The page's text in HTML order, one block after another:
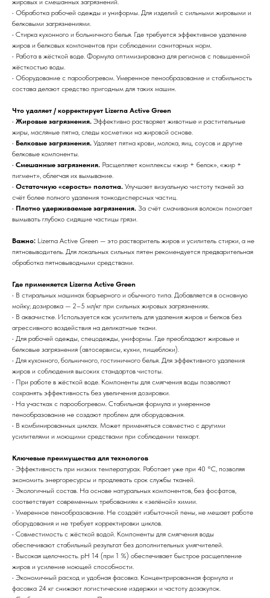
жировых и смешанных загрязнений.
• Обработка рабочей одежды и униформы. Для изделий с сильными жировыми и
белковыми загрязнениями.
• Стирка кухонного и больничного белья. Где требуется эффективное удаление
жиров и белковых компонентов при соблюдении санитарных норм.
• Работа в жёсткой воде. Формула оптимизирована для регионов с повышенной
жёсткостью воды.
• Оборудование с парообогревом. Умеренное пенообразование и стабильность
состава делают средство пригодным для таких машин.
Что удаляет / корректирует Lizerna Active Green
• Жировые загрязнения. Эффективно растворяет животные и растительные
жиры, масляные пятна, следы косметики на жировой основе.
• Белковые загрязнения. Удаляет пятна крови, молока, яиц, соусов и другие
белковые компоненты.
• Смешанные загрязнения. Расщепляет комплексы «жир + белок», «жир +
пигмент», облегчая их вымывание.
• Остаточную «серость» полотна. Улучшает визуальную чистоту тканей за
счёт более полного удаления тонкодисперсных частиц.
• Плотно удерживаемые загрязнения. За счёт смачивания волокон помогает
вымывать глубоко сидящие частицы грязи.
Важно: Lizerna Active Green — это растворитель жиров и усилитель стирки, а не
пятновыводитель. Для локальных сильных пятен рекомендуется предварительная
обработка пятновыводными средствами.
Где применяется Lizerna Active Green
• В стиральных машинах барьерного и обычного типа. Добавляется в основную
мойку; дозировка — 2–5 мл/кг при сильных жировых загрязнениях.
• В аквачистке. Используется как усилитель для удаления жиров и белков без
агрессивного воздействия на деликатные ткани.
• Для рабочей одежды, спецодежды, униформы. Где преобладают жировые и
белковые загрязнения (автосервисы, кухни, пищеблоки).
• Для кухонного, больничного, гостиничного белья. Для эффективного удаления
жиров и соблюдения высоких стандартов чистоты.
• При работе в жёсткой воде. Компоненты для смягчения воды позволяют
сохранять эффективность без увеличения дозировки.
• На участках с парообогревом. Стабильная формула и умеренное
пенообразование не создают проблем для оборудования.
• В комбинированных циклах. Может применяться совместно с другими
усилителями и моющими средствами при соблюдении техкарт.
Ключевые преимущества для технологов
• Эффективность при низких температурах. Работает уже при 40 °C, позволяя
экономить энергоресурсы и продлевать срок службы тканей.
• Экологичный состав. На основе натуральных компонентов, без фосфатов,
соответствует современным требованиям к «зелёной» химии.
• Умеренное пенообразование. Не создаёт избыточной пены, не мешает работе
оборудования и не требует корректировки циклов.
• Совместимость с жёсткой водой. Компоненты для смягчения воды
обеспечивают стабильный результат без дополнительных умягчителей.
• Высокая щелочность. pH 14 (при 1 %) обеспечивает быстрое расщепление
жиров и усиление моющей способности.
• Экономичный расход и удобная фасовка. Концентрированная формула и
фасовка 24 кг снижают логистические издержки и частоту дозакупок.